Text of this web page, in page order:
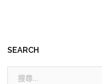
SEARCH